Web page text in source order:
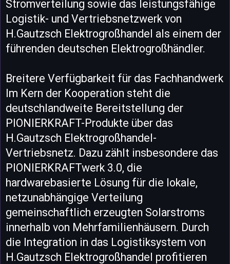
Stromverteilung sowie das leistungsfähige
Logistik- und Vertriebsnetzwerk von
H.Gautzsch Elektrogroßhandel als einem der
führenden deutschen Elektrogroßhändler.
Breitere Verfügbarkeit für das Fachhandwerk
Im Kern der Kooperation steht die
deutschlandweite Bereitstellung der
PIONIERKRAFT-Produkte über das
H.Gautzsch Elektrogroßhandel-
Vertriebsnetz. Dazu zählt insbesondere das
PIONIERKRAFTwerk 3.0, die
hardwarebasierte Lösung für die lokale,
netzunabhängige Verteilung
gemeinschaftlich erzeugten Solarstroms
innerhalb von Mehrfamilienhäusern. Durch
die Integration in das Logistiksystem von
H.Gautzsch Elektrogroßhandel profitieren